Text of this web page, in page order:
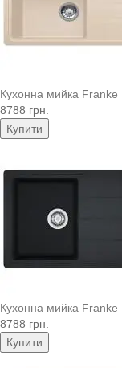
Кухонна мийка Franke
8788 грн.
Купити
Кухонна мийка Franke
8788 грн.
Купити